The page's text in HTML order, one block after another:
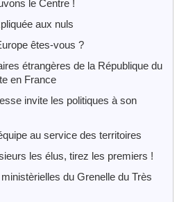
le Centre !
aux nuls
êtes-vous ?
étrangères de la République du
en France
invite les politiques à son
au service des territoires
les élus, tirez les premiers !
du Grenelle du Très